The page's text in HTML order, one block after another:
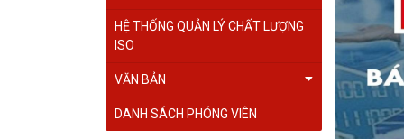
HỆ THỐNG QUẢN LÝ CHẤT LƯỢNG
ISO
VĂN BẢN
DANH SÁCH PHÓNG VIÊN